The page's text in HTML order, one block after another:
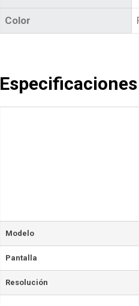
Color
Modelo
Pantalla
Resolución